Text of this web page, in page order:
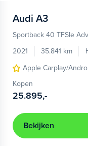
Audi A3
Sportback 40 TFSIe
2021
35.841 km
Apple Carplay/
Kopen
25.895,-
Bekijken